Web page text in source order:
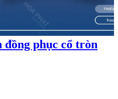
đồng phục cổ tròn